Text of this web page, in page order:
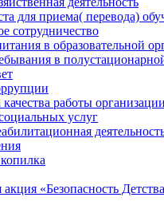
для приема( перевода)
сотрудничество
в образовательной
в
работы организации
услуг
акция «Безопасность